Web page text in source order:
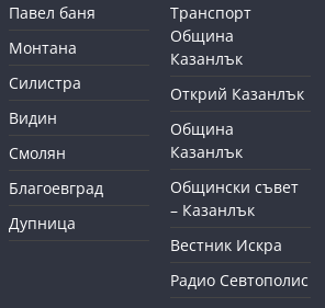
Павел баня
Монтана
Силистра
Видин
Смолян
Благоевград
Дупница
Транспорт
Община
Казанлък
Открий Казанлък
Община
Казанлък
Общински съвет
– Казанлък
Вестник Искра
Радио Севтополис